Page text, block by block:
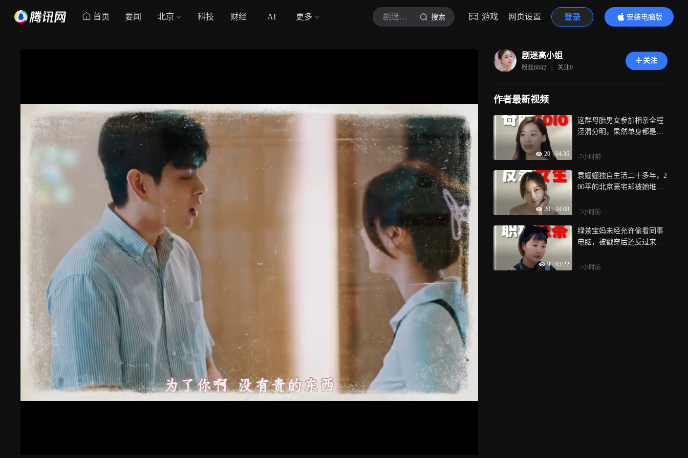
首页 要闻 北京 科技 财经 AI 更多 剧迷高小姐 搜索 游戏 网页设置 登录
安装电脑版
内容更精彩
剧迷高小姐
粉丝6842 | 关注0
关注
作者最新视频
20 | 04:36
这群母胎男女参加相亲全程
泾渭分明，果然单身都是有
-7小时前
20 | 04:08
袁姗姗独自生活二十多年，2
00平的北京豪宅却被她堆成
-7小时前
9 | 03:22
绿茶宝妈未经允许偷看同事
电脑，被戳穿后还反过来用
-7小时前